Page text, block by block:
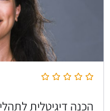
הכנה דיגיטלית